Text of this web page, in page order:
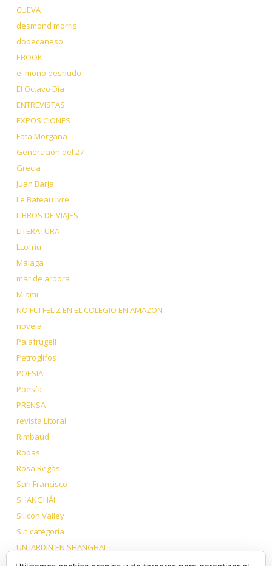
CUEVA
desmond morris
dodecaneso
EBOOK
el mono desnudo
El Octavo Día
ENTREVISTAS
EXPOSICIONES
Fata Morgana
Generación del 27
Grecia
Juan Barja
Le Bateau Ivre
LIBROS DE VIAJES
LITERATURA
LLofriu
Málaga
mar de ardora
Miami
NO FUI FELIZ EN EL COLEGIO EN AMAZON
novela
Palafrugell
Petroglifos
POESIA
Poesía
PRENSA
revista Litoral
Rimbaud
Rodas
Rosa Regàs
San Francisco
SHANGHÁI
Silicon Valley
Sin categoría
UN JARDIN EN SHANGHAI
VIAJE A LOS DOS TÍBET